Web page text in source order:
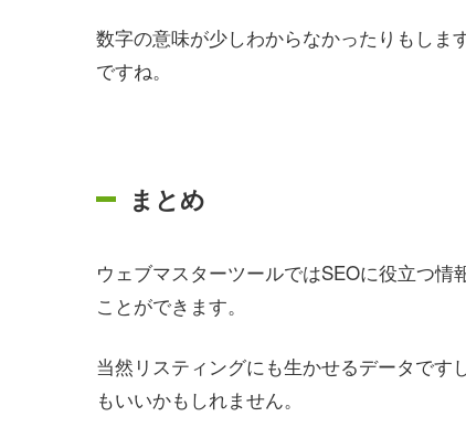
数字の意味が少しわからなかったりもしま
ですね。
まとめ
ウェブマスターツールではSEOに役立つ情
ことができます。
当然リスティングにも生かせるデータで
もいいかもしれません。